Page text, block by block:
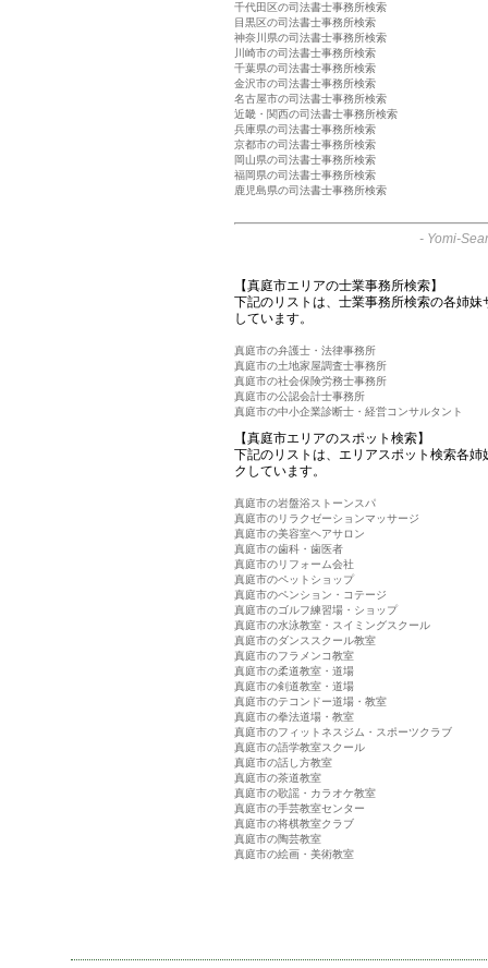
千代田区の司法書士事務所検索
目黒区の司法書士事務所検索
神奈川県の司法書士事務所検索
川崎市の司法書士事務所検索
千葉県の司法書士事務所検索
金沢市の司法書士事務所検索
名古屋市の司法書士事務所検索
近畿・関西の司法書士事務所検索
兵庫県の司法書士事務所検索
京都市の司法書士事務所検索
岡山県の司法書士事務所検索
福岡県の司法書士事務所検索
鹿児島県の司法書士事務所検索
- Yomi-
【真庭市エリアの士業事務所検索】
下記のリストは、士業事務所検索の各姉
しています。
真庭市の弁護士・法律事務所
真庭市の土地家屋調査士事務所
真庭市の社会保険労務士事務所
真庭市の公認会計士事務所
真庭市の中小企業診断士・経営コンサルタント
【真庭市エリアのスポット検索】
下記のリストは、エリアスポット検索各
クしています。
真庭市の岩盤浴ストーンスパ
真庭市のリラクゼーションマッサージ
真庭市の美容室ヘアサロン
真庭市の歯科・歯医者
真庭市のリフォーム会社
真庭市のペットショップ
真庭市のペンション・コテージ
真庭市のゴルフ練習場・ショップ
真庭市の水泳教室・スイミングスクール
真庭市のダンススクール教室
真庭市のフラメンコ教室
真庭市の柔道教室・道場
真庭市の剣道教室・道場
真庭市のテコンドー道場・教室
真庭市の拳法道場・教室
真庭市のフィットネスジム・スポーツクラブ
真庭市の語学教室スクール
真庭市の話し方教室
真庭市の茶道教室
真庭市の歌謡・カラオケ教室
真庭市の手芸教室センター
真庭市の将棋教室クラブ
真庭市の陶芸教室
真庭市の絵画・美術教室